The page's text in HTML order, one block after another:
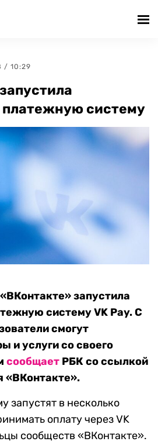
/ 10:29
систему
запустила
систему VK Pay. С
смогут
и услуги со своего
сообщает РБК со ссылкой
«ВКонтакте».
запустят в несколько
оплату через VK
сообществ «ВКонтакте».